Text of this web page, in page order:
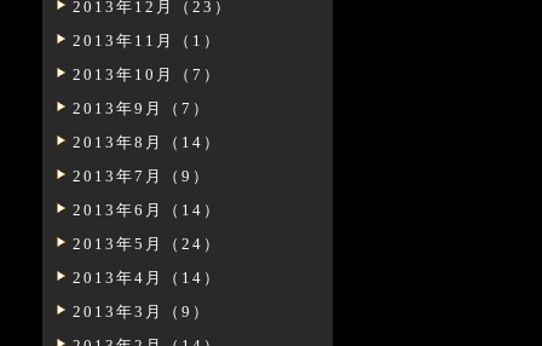
2013年12月（23）
2013年11月（1）
2013年10月（7）
2013年9月（7）
2013年8月（14）
2013年7月（9）
2013年6月（14）
2013年5月（24）
2013年4月（14）
2013年3月（9）